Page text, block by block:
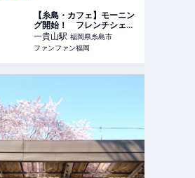
【糸島・カフェ】モーニン
グ開始！ フレンチシェフ
特製「エッグベネディク
ト」を提供 | ファンファン
一貴山駅 福岡県糸島市
ファンファン福岡